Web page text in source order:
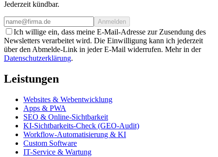
Jederzeit kündbar.
Anmelden
Ich willige ein, dass meine E-Mail-Adresse zur Zusendung des
Newsletters verarbeitet wird. Die Einwilligung kann ich jederzeit
über den Abmelde-Link in jeder E-Mail widerrufen. Mehr in der
Datenschutzerklärung.
Leistungen
Websites & Webentwicklung
Apps & PWA
SEO & Online-Sichtbarkeit
KI-Sichtbarkeits-Check (GEO-Audit)
Workflow-Automatisierung & KI
Custom Software
IT-Service & Wartung